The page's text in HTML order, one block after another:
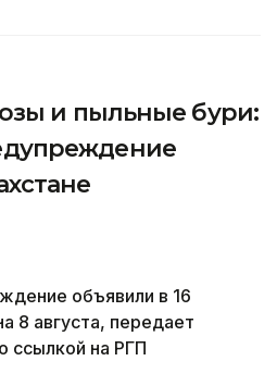
и пыльные бури:
объявили в 16
8 августа, передает
ссылкой на РГП